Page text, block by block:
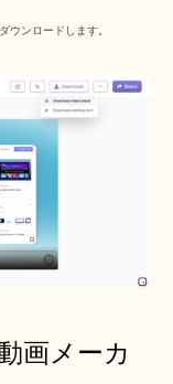
ウンロードします。
画メーカ